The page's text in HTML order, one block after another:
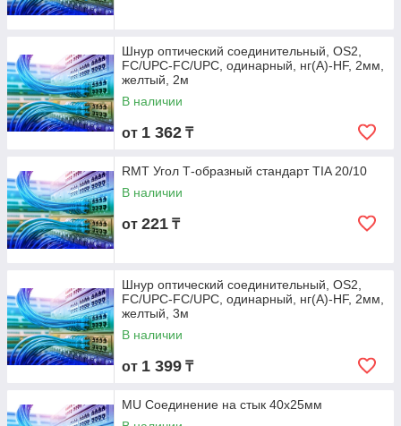
Шнур оптический соединительный, OS2,
FC/UPC-FC/UPC, одинарный, нг(А)-HF, 2мм,
желтый, 2м
В наличии
от 1 362 ₸
RMT Угол Т-образный стандарт TIA 20/10
В наличии
от 221 ₸
Шнур оптический соединительный, OS2,
FC/UPC-FC/UPC, одинарный, нг(А)-HF, 2мм,
желтый, 3м
В наличии
от 1 399 ₸
MU Соединение на стык 40x25мм